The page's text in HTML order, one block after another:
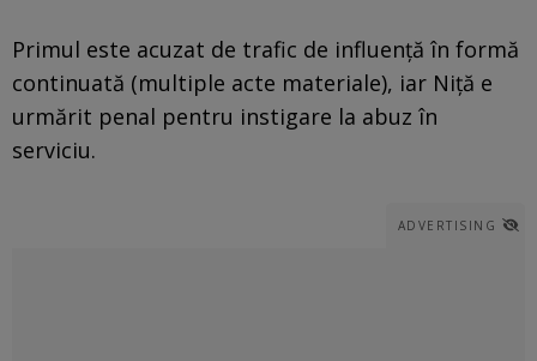
Primul este acuzat de trafic de influență în formă
continuată (multiple acte materiale), iar Niță e
urmărit penal pentru instigare la abuz în
serviciu.
ADVERTISING